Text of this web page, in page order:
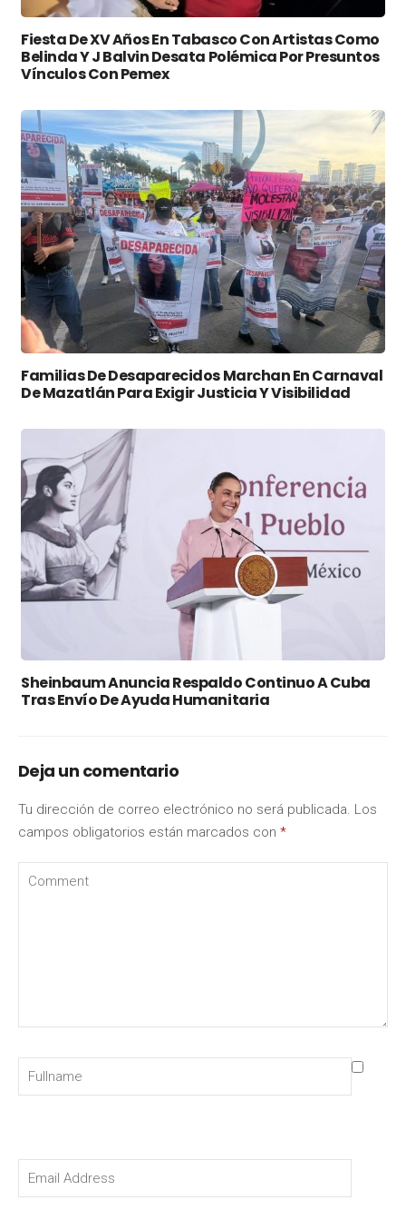
Fiesta De XV Años En Tabasco Con Artistas Como
Belinda Y J Balvin Desata Polémica Por Presuntos
Vínculos Con Pemex
Familias De Desaparecidos Marchan En Carnaval
De Mazatlán Para Exigir Justicia Y Visibilidad
Sheinbaum Anuncia Respaldo Continuo A Cuba
Tras Envío De Ayuda Humanitaria
Deja un comentario
Tu dirección de correo electrónico no será publicada. Los
campos obligatorios están marcados con *